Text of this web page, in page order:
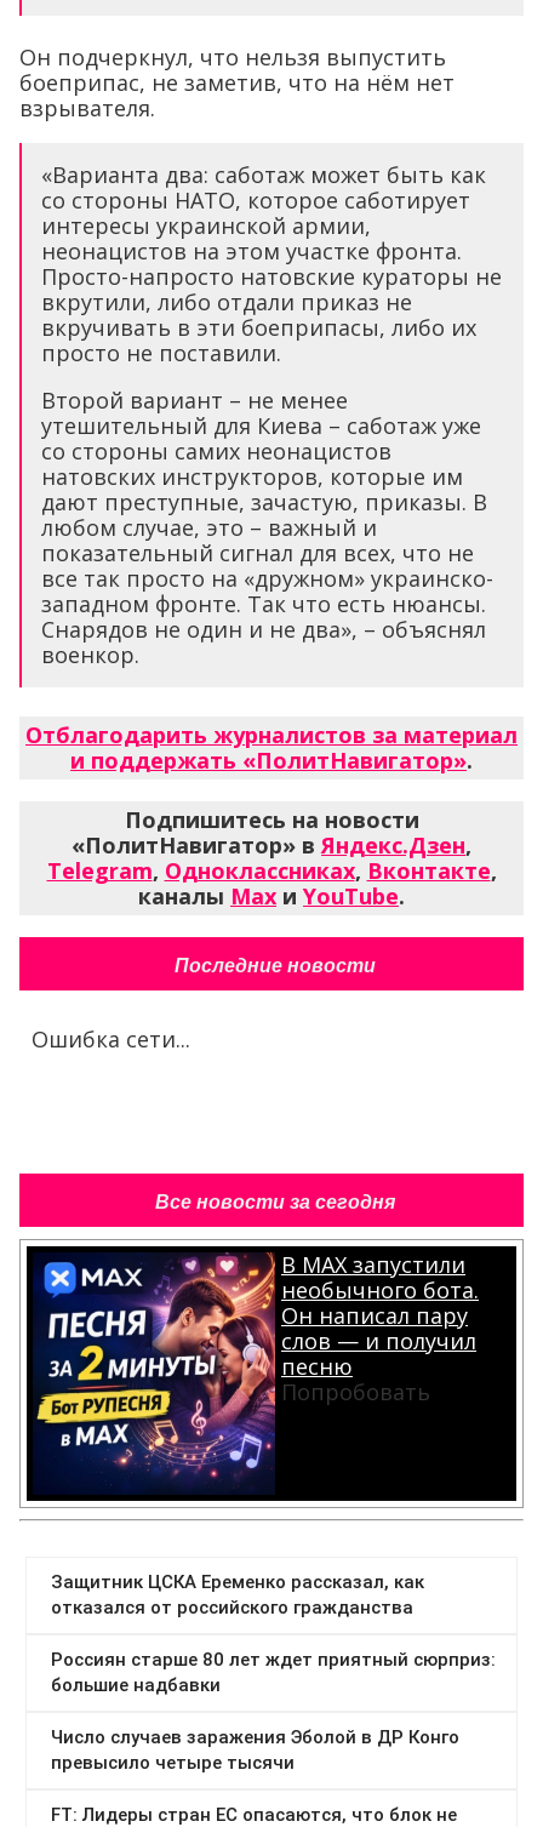
Он подчеркнул, что нельзя выпустить
боеприпас, не заметив, что на нём нет
взрывателя.
«Варианта два: саботаж может быть как
со стороны НАТО, которое саботирует
интересы украинской армии,
неонацистов на этом участке фронта.
Просто-напросто натовские кураторы не
вкрутили, либо отдали приказ не
вкручивать в эти боеприпасы, либо их
просто не поставили.
Второй вариант – не менее
утешительный для Киева – саботаж уже
со стороны самих неонацистов
натовских инструкторов, которые им
дают преступные, зачастую, приказы. В
любом случае, это – важный и
показательный сигнал для всех, что не
все так просто на «дружном» украинско-
западном фронте. Так что есть нюансы.
Снарядов не один и не два», – объяснял
военкор.
Отблагодарить журналистов за материал
и поддержать «ПолитНавигатор».
Подпишитесь на новости
«ПолитНавигатор» вЯндекс.Дзен,
Telegram, Одноклассниках, Вконтакте,
каналы Max и YouTube.
Последние новости
Ошибка сети...
Все новости за сегодня
В MAX запустили
необычного бота.
Он написал пару
слов — и получил
песню
Попробовать